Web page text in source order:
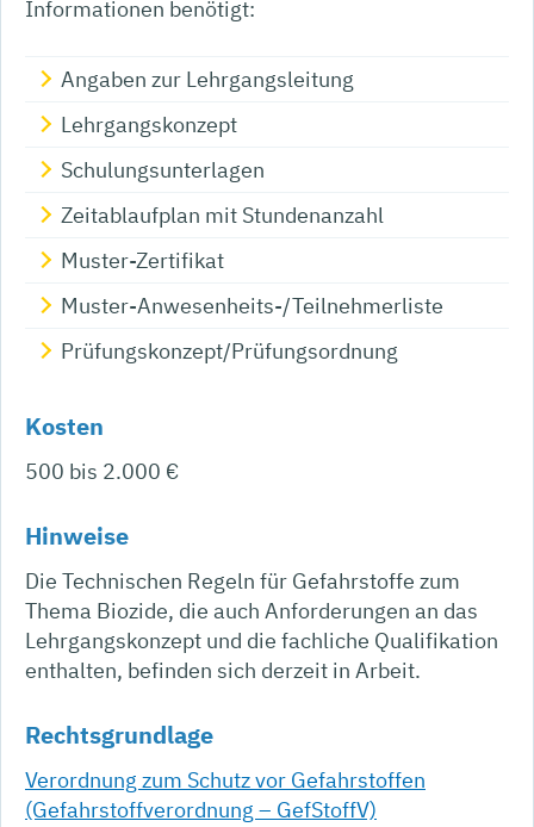
Informationen benötigt:
Angaben zur Lehrgangsleitung
Lehrgangskonzept
Schulungsunterlagen
Zeitablaufplan mit Stundenanzahl
Muster-Zertifikat
Muster-Anwesenheits-/Teilnehmerliste
Prüfungskonzept/Prüfungsordnung
Kosten
500 bis 2.000 €
Hinweise
Die Technischen Regeln für Gefahrstoffe zum
Thema Biozide, die auch Anforderungen an das
Lehrgangskonzept und die fachliche Qualifikation
enthalten, befinden sich derzeit in Arbeit.
Rechtsgrundlage
Verordnung zum Schutz vor Gefahrstoffen
(Gefahrstoffverordnung – GefStoffV)